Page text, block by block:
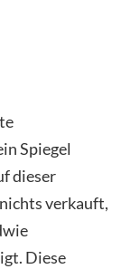
Spiegel
dieser
verkauft,
Diese